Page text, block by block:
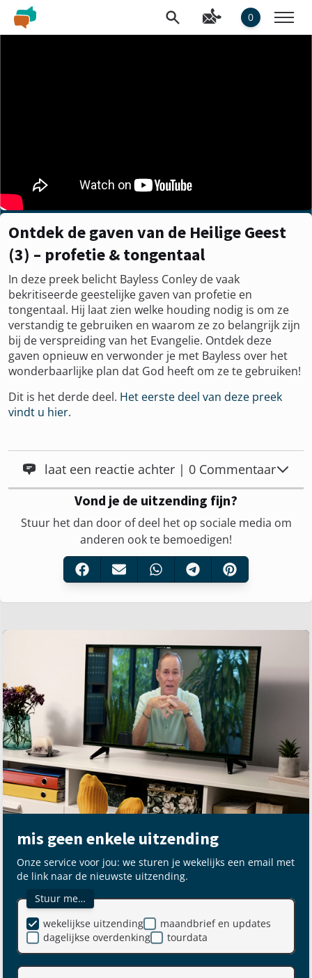
0
Ontdek de gaven van de Heilige Geest
(3) – profetie & tongentaal
In deze preek belicht Bayless Conley de vaak
bekritiseerde geestelijke gaven van profetie en
tongentaal. Hij laat zien welke houding nodig is om ze
verstandig te gebruiken en waarom ze zo belangrijk zijn
bij de verspreiding van het Evangelie. Ontdek deze
gaven opnieuw en verwonder je met Bayless over het
wonderbaarlijke plan dat God heeft om ze te gebruiken!
Dit is het derde deel. Het eerste deel van deze preek
vindt u hier.
laat een reactie achter | 0 Commentaar
Vond je de uitzending fijn?
Stuur het dan door of deel het op sociale media om
anderen ook te bemoedigen!
mis geen enkele uitzending
Onze service voor jou: we sturen je wekelijks een email met
de link naar de nieuwste uitzending.
Stuur me…
maandbrief en updates
dagelijkse overdenking
wekelijkse uitzending
tourdata